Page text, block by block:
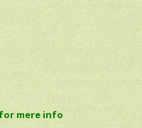
mere info